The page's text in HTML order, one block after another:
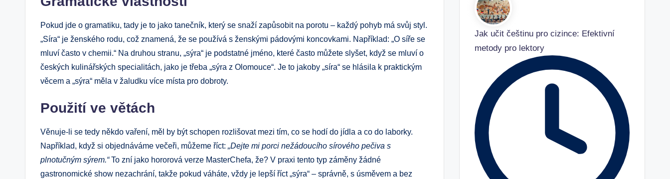
Pokud jde o gramatiku, tady je to jako tanečník, který se snaží zapůsobit na porotu – každý pohyb má svůj styl.
„Síra“ je ženského rodu, což znamená, že se používá s ženskými pádovými koncovkami. Například: „O síře se
mluví často v chemii.“ Na druhou stranu, „sýra“ je podstatné jméno, které často můžete slyšet, když se mluví o
českých kulinářských specialitách, jako je třeba „sýra z Olomouce“. Je to jakoby „síra“ se hlásila k praktickým
věcem a „sýra“ měla v žaludku více místa pro dobroty.
Použití ve větách
Věnuje-li se tedy někdo vaření, měl by být schopen rozlišovat mezi tím, co se hodí do jídla a co do laborky.
Například, když si objednáváme večeři, můžeme říct: „Dejte mi porci nežádoucího sírového pečiva s
plnotučným sýrem.“To zní jako hororová verze MasterChefa, že? V praxi tento typ záměny žádné
gastronomické show nezachrání, takže pokud váháte, vždy je lepší říct „sýra“ – správně, s úsměvem a bez
Jak učit češtinu pro cizince: Efektivní
metody pro lektory